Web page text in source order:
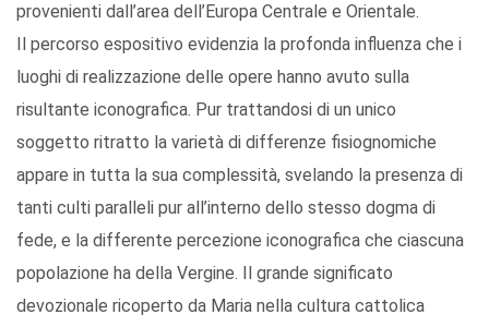
provenienti dall’area dell’Europa Centrale e Orientale.
Il percorso espositivo evidenzia la profonda influenza che i
luoghi di realizzazione delle opere hanno avuto sulla
risultante iconografica. Pur trattandosi di un unico
soggetto ritratto la varietà di differenze fisiognomiche
appare in tutta la sua complessità, svelando la presenza di
tanti culti paralleli pur all’interno dello stesso dogma di
fede, e la differente percezione iconografica che ciascuna
popolazione ha della Vergine. Il grande significato
devozionale ricoperto da Maria nella cultura cattolica